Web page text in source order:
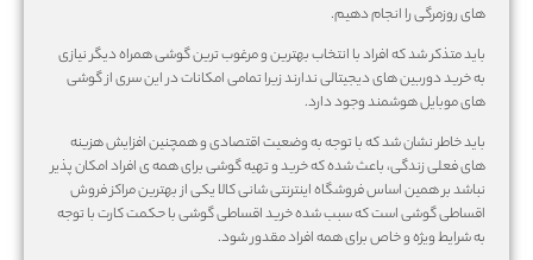
های روزمرگی را انجام دهیم.
باید متذکر شد که افراد با انتخاب بهترین و مرغوب ترین گوشی همراه دیگر نیازی
به خرید دوربین های دیجیتالی ندارند زیرا تمامی امکانات در این سری از گوشی
های موبایل هوشمند وجود دارد.
باید خاطر نشان شد که با توجه به وضعیت اقتصادی و همچنین افزایش هزینه
های فعلی زندگی، باعث شده که خرید و تهیه گوشی برای همه ی افراد امکان پذیر
نباشد بر همین اساس فروشگاه اینترنتی شانی کالا یکی از بهترین مراکز فروش
اقساطی گوشی است که سبب شده خرید اقساطی گوشی با حکمت کارت با توجه
به شرایط ویژه و خاص برای همه افراد مقدور شود.